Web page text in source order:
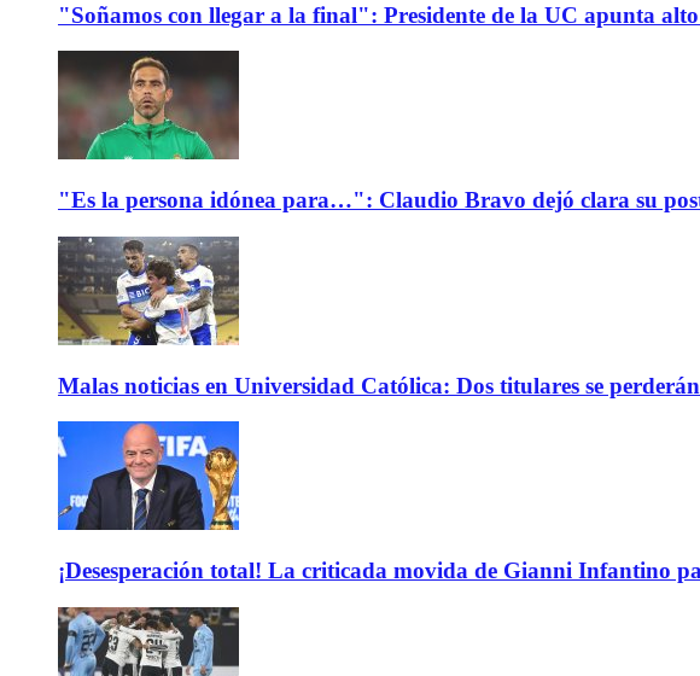
"Soñamos con llegar a la final": Presidente de la UC apunta
"Es la persona idónea para…": Claudio Bravo dejó clara su
Malas noticias en Universidad Católica: Dos titulares se
¡Desesperación total! La criticada movida de Gianni Infantino